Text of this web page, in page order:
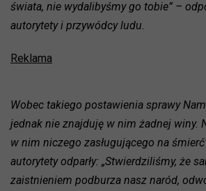
świata, nie wydalibyśmy go tobie” –
autorytety i przywódcy ludu.
Reklama
Wobec takiego postawienia sprawy
jednak nie znajduję w nim żadnej winy.
w nim niczego zasługującego na
autorytety odparły: „Stwierdziliśmy, że
zaistnieniem podburza nasz naród,